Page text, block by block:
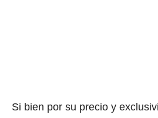
Si bien por su precio y